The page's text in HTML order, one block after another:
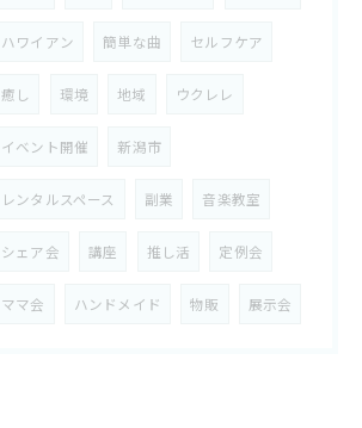
ハワイアン 簡単な曲 セルフケア
癒し 環境 地域 ウクレレ
イベント開催 新潟市
レンタルスペース 副業 音楽教室
シェア会 講座 推し活 定例会
ママ会 ハンドメイド 物販 展示会